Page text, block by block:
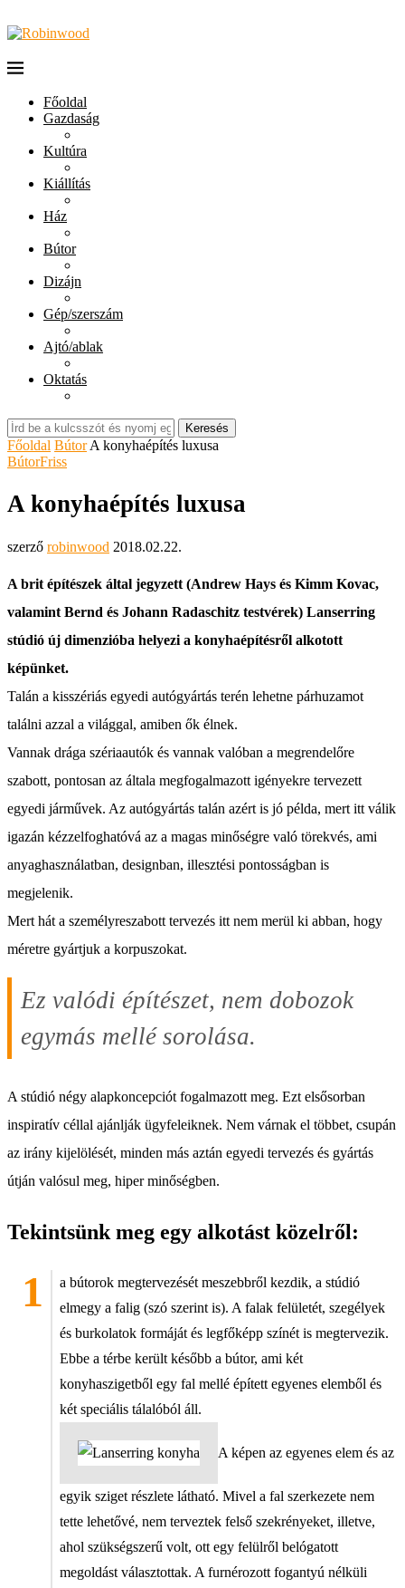
Főoldal
Gazdaság
Kultúra
Kiállítás
Ház
Bútor
Dizájn
Gép/szerszám
Ajtó/ablak
Oktatás
Keresés
Főoldal Bútor A konyhaépítés luxusa
BútorFriss
A konyhaépítés luxusa
szerző robinwood 2018.02.22.
A brit építészek által jegyzett (Andrew Hays és Kimm Kovac,
valamint Bernd és Johann Radaschitz testvérek) Lanserring
stúdió új dimenzióba helyezi a konyhaépítésről alkotott
képünket.
Talán a kisszériás egyedi autógyártás terén lehetne párhuzamot
találni azzal a világgal, amiben ők élnek.
Vannak drága szériaautók és vannak valóban a megrendelőre
szabott, pontosan az általa megfogalmazott igényekre tervezett
egyedi járművek. Az autógyártás talán azért is jó példa, mert itt válik
igazán kézzelfoghatóvá az a magas minőségre való törekvés, ami
anyaghasználatban, designban, illesztési pontosságban is
megjelenik.
Mert hát a személyreszabott tervezés itt nem merül ki abban, hogy
méretre gyártjuk a korpuszokat.
Ez valódi építészet, nem dobozok
egymás mellé sorolása.
A stúdió négy alapkoncepciót fogalmazott meg. Ezt elsősorban
inspiratív céllal ajánlják ügyfeleiknek. Nem várnak el többet, csupán
az irány kijelölését, minden más aztán egyedi tervezés és gyártás
útján valósul meg, hiper minőségben.
Tekintsünk meg egy alkotást közelről:
a bútorok megtervezését meszebbről kezdik, a stúdió
elmegy a falig (szó szerint is). A falak felületét, szegélyek
és burkolatok formáját és legfőképp színét is megtervezik.
Ebbe a térbe került később a bútor, ami két
konyhaszigetből egy fal mellé épített egyenes elemből és
két speciális tálalóból áll.
A képen az egyenes elem és az
egyik sziget részlete látható. Mivel a fal szerkezete nem
tette lehetővé, nem terveztek felső szekrényeket, illetve,
ahol szükségszerű volt, ott egy felülről belógatott
megoldást választottak. A furnérozott fogantyú nélküli